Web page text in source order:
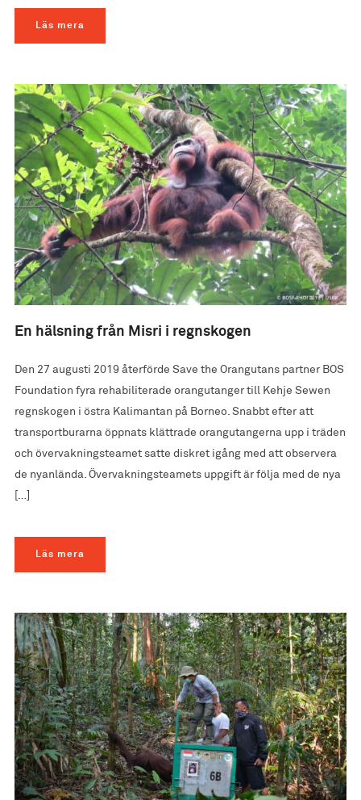
Läs mera
En hälsning från Misri i regnskogen
Den 27 augusti 2019 återförde Save the Orangutans partner BOS
Foundation fyra rehabiliterade orangutanger till Kehje Sewen
regnskogen i östra Kalimantan på Borneo. Snabbt efter att
transportburarna öppnats klättrade orangutangerna upp i träden
och övervakningsteamet satte diskret igång med att observera
de nyanlända. Övervakningsteamets uppgift är följa med de nya
[…]
Läs mera